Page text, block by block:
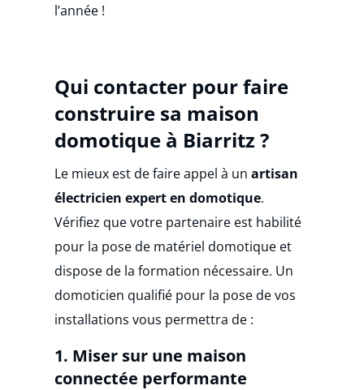
l’année !
Qui contacter pour faire
construire sa maison
domotique à Biarritz ?
Le mieux est de faire appel à unartisan
électricien expert en domotique.
Vérifiez que votre partenaire est habilité
pour la pose de matériel domotique et
dispose de la formation nécessaire. Un
domoticien qualifié pour la pose de vos
installations vous permettra de :
1. Miser sur une maison
connectée performante